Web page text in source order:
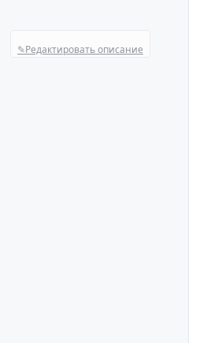
✎Редактировать описание